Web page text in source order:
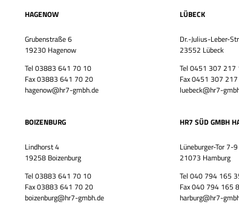
HAGENOW
Grubenstraße 6
19230 Hagenow
Tel 03883 641 70 10
Fax 03883 641 70 20
hagenow@hr7-gmbh.de
BOIZENBURG
Lindhorst 4
19258 Boizenburg
Tel 03883 641 70 10
Fax 03883 641 70 20
boizenburg@hr7-gmbh.de
LÜBECK
Dr.-Julius-Leber-
23552 Lübeck
Tel 0451 307 217
Fax 0451 307
luebeck@hr7-
HR7 SÜD GMBH
Lüneburger-Tor 7-9
21073 Hamburg
Tel 040 794 165
Fax 040 794 165
harburg@hr7-